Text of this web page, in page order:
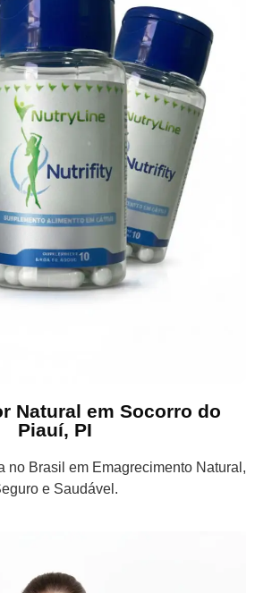
Natural em Socorro do
Piauí, PI
no Brasil em Emagrecimento Natural,
e Saudável.